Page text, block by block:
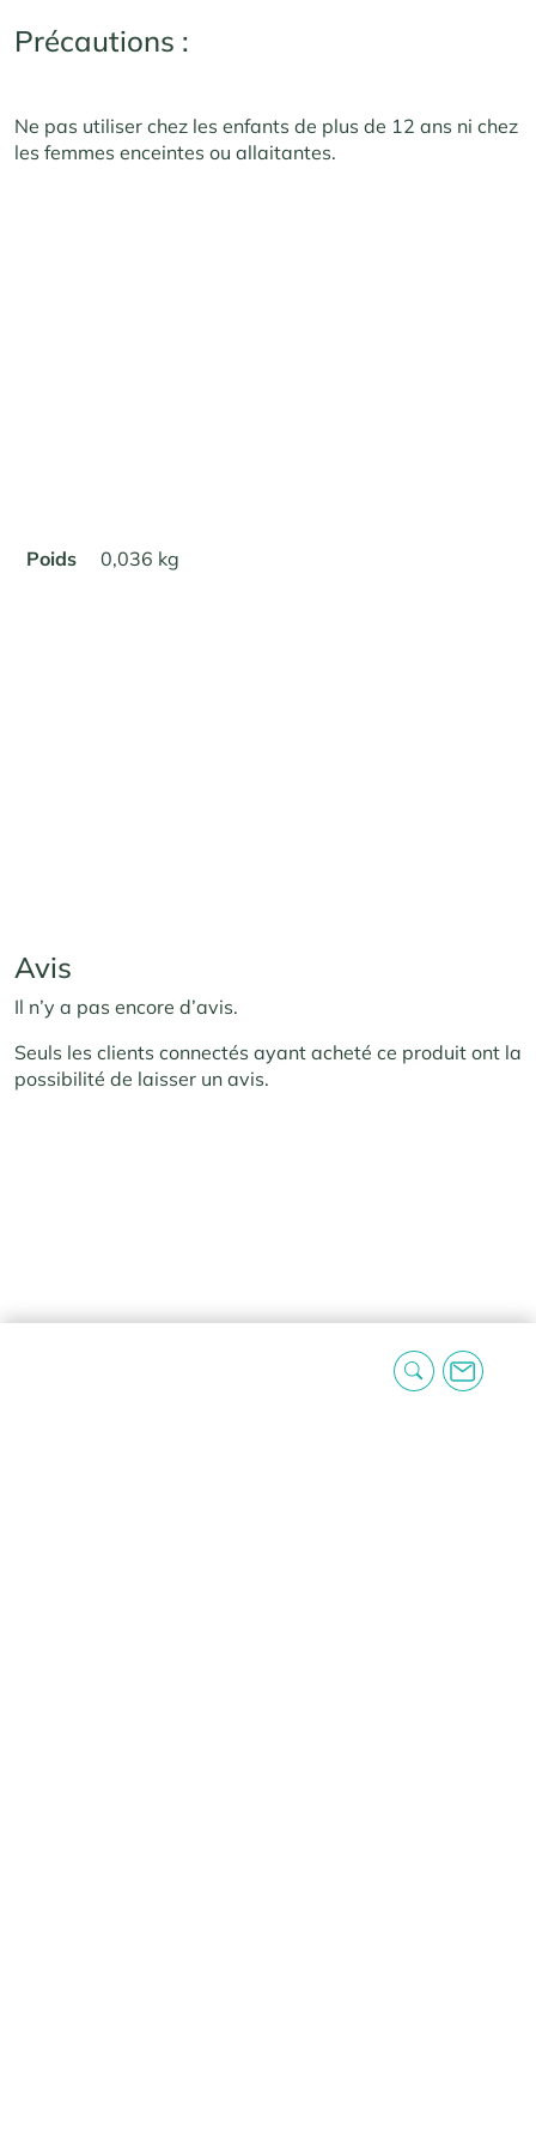
Précautions :
Ne pas utiliser chez les enfants de plus de 12 ans ni chez
les femmes enceintes ou allaitantes.
Poids 0,036 kg
Avis
Il n’y a pas encore d’avis.
Seuls les clients connectés ayant acheté ce produit ont la
possibilité de laisser un avis.